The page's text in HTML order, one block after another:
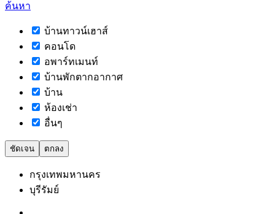
ค้นหา
บ้านทาวน์เฮาส์
คอนโด
อพาร์ทเมนท์
บ้านพักตากอากาศ
บ้าน
ห้องเช่า
อื่นๆ
ชัดเจน ตกลง
กรุงเทพมหานคร
บุรีรัมย์